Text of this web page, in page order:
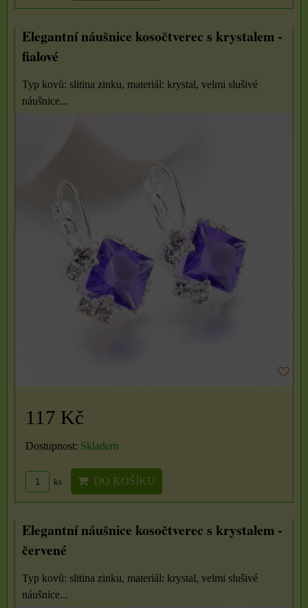
Elegantní náušnice kosočtverec s krystalem -
fialové
Typ kovů: slitina zinku, materiál: krystal, velmi slušivé
náušnice...
117 Kč
Dostupnost: Skladem
ks DO KOŠÍKU
Elegantní náušnice kosočtverec s krystalem -
červené
Typ kovů: slitina zinku, materiál: krystal, velmi slušivé
náušnice...